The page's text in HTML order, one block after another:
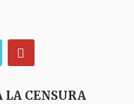
LA CENSURA